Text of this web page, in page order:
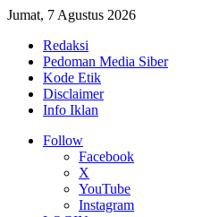
Jumat, 7 Agustus 2026
Redaksi
Pedoman Media Siber
Kode Etik
Disclaimer
Info Iklan
Follow
Facebook
X
YouTube
Instagram